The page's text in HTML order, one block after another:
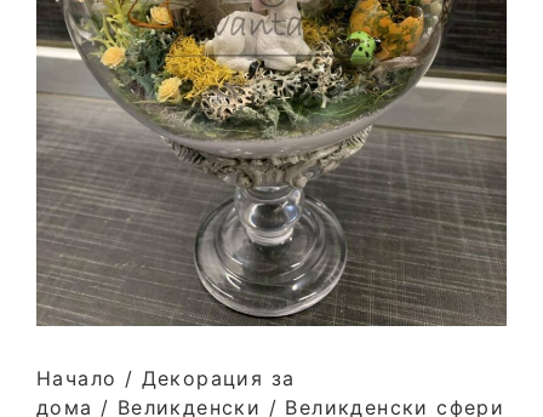
Начало / Декорация за
дома / Великденски / Великденски сфери